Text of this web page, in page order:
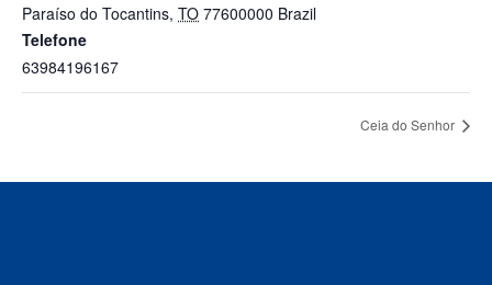
Paraíso do Tocantins, TO 77600000 Brazil
Telefone
63984196167
Ceia do Senhor